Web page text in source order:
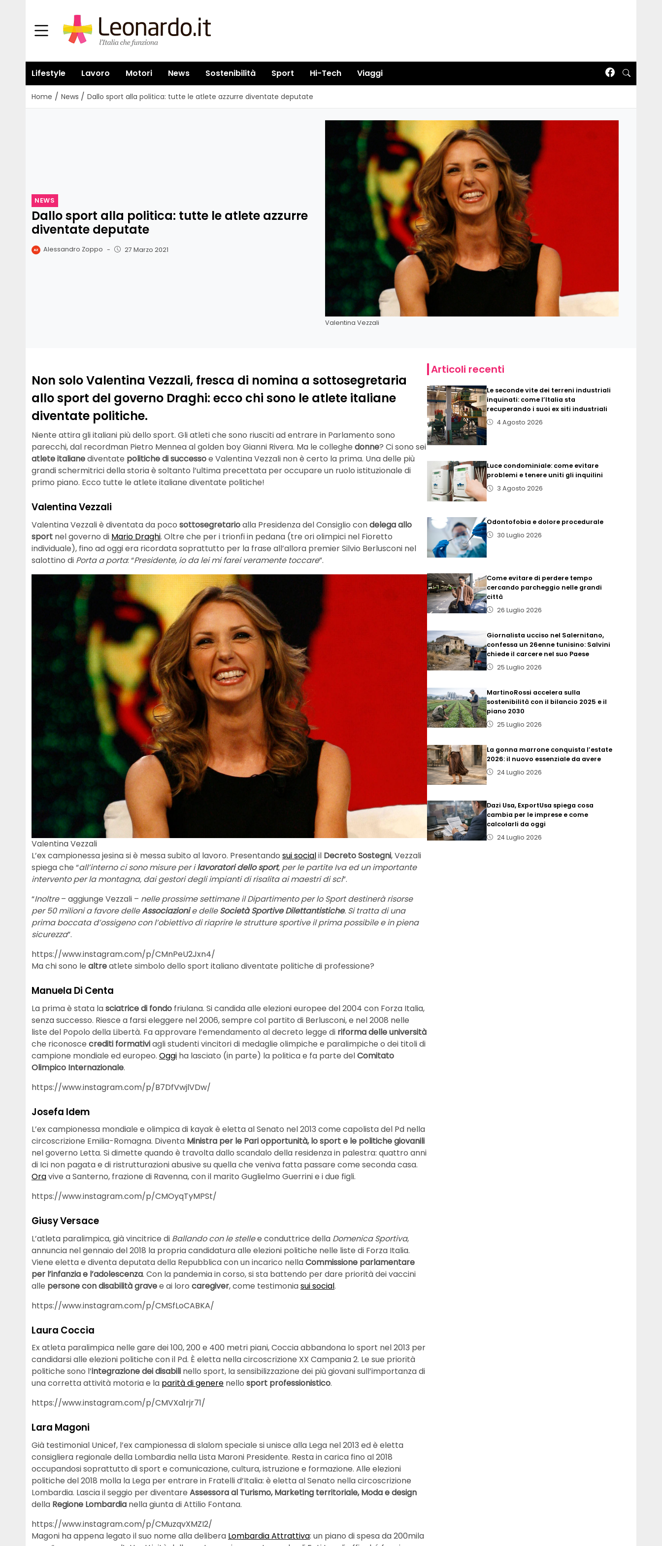
Lifestyle Lavoro Motori News Sostenibilità Sport Hi-Tech Viaggi
Home / News / Dallo sport alla politica: tutte le atlete azzurre diventate deputate
NEWS
Dallo sport alla politica: tutte le atlete azzurre
diventate deputate
Alessandro Zoppo - 27 Marzo 2021
Valentina Vezzali
Non solo Valentina Vezzali, fresca di nomina a sottosegretaria
allo sport del governo Draghi: ecco chi sono le atlete italiane
diventate politiche.
Niente attira gli italiani più dello sport. Gli atleti che sono riusciti ad entrare in Parlamento sono
parecchi, dal recordman Pietro Mennea al golden boy Gianni Rivera. Ma le colleghe donne? Ci sono sei
atlete italianediventate politiche di successoe Valentina Vezzali non è certo la prima. Una delle più
grandi schermitrici della storia è soltanto l’ultima precettata per occupare un ruolo istituzionale di
primo piano. Ecco tutte le atlete italiane diventate politiche!
Valentina Vezzali
Valentina Vezzali è diventata da poco sottosegretarioalla Presidenza del Consiglio condelega allo
sport nel governo di Mario Draghi. Oltre che per i trionfi in pedana (tre ori olimpici nel Fioretto
individuale), fino ad oggi era ricordata soprattutto per la frase all’allora premier Silvio Berlusconi nel
salottino di Porta a porta: “Presidente, io da lei mi farei veramente toccare”.
Valentina Vezzali
L’ex campionessa jesina si è messa subito al lavoro. Presentando sui socialil Decreto Sostegni, Vezzali
spiega che “all’interno ci sono misure per ilavoratori dello sport, per le partite Iva ed un importante
intervento per la montagna, dai gestori degli impianti di risalita ai maestri di sci”.
“Inoltre– aggiunge Vezzali – nelle prossime settimane il Dipartimento per lo Sport destinerà risorse
per 50 milioni a favore delleAssociazionie delleSocietà Sportive Dilettantistiche. Si tratta di una
prima boccata d’ossigeno con l’obiettivo di riaprire le strutture sportive il prima possibile e in piena
sicurezza”.
https://www.instagram.com/p/CMnPeU2Jxn4/
Ma chi sono le altreatlete simbolo dello sport italiano diventate politiche di professione?
Manuela Di Centa
La prima è stata lasciatrice di fondo friulana. Si candida alle elezioni europee del 2004 con Forza Italia,
senza successo. Riesce a farsi eleggere nel 2006, sempre col partito di Berlusconi, e nel 2008 nelle
liste del Popolo della Libertà. Fa approvare l’emendamento al decreto legge di riforma delle università
che riconosce crediti formativiagli studenti vincitori di medaglie olimpiche e paralimpiche o dei titoli di
campione mondiale ed europeo. Oggi ha lasciato (in parte) la politica e fa parte delComitato
Olimpico Internazionale.
https://www.instagram.com/p/B7DfVwjlVDw/
Josefa Idem
L’ex campionessa mondiale e olimpica di kayak è eletta al Senato nel 2013 come capolista del Pd nella
circoscrizione Emilia-Romagna. Diventa Ministra per le Pari opportunità, lo sport e le politiche giovanili
nel governo Letta. Si dimette quando è travolta dallo scandalo della residenza in palestra: quattro anni
di Ici non pagata e di ristrutturazioni abusive su quella che veniva fatta passare come seconda casa.
Oravive a Santerno, frazione di Ravenna, con il marito Guglielmo Guerrini e i due figli.
https://www.instagram.com/p/CMOyqTyMPSt/
Giusy Versace
L’atleta paralimpica, già vincitrice di Ballando con le stellee conduttrice della Domenica Sportiva,
annuncia nel gennaio del 2018 la propria candidatura alle elezioni politiche nelle liste di Forza Italia.
Viene eletta e diventa deputata della Repubblica con un incarico nellaCommissione parlamentare
per l’infanzia e l’adolescenza. Con la pandemia in corso, si sta battendo per dare priorità dei vaccini
alle persone con disabilità gravee ai loro caregiver, come testimoniasui social.
https://www.instagram.com/p/CMSfLoCABKA/
Laura Coccia
Ex atleta paralimpica nelle gare dei 100, 200 e 400 metri piani, Coccia abbandona lo sport nel 2013 per
candidarsi alle elezioni politiche con il Pd. È eletta nella circoscrizione XX Campania 2. Le sue priorità
politiche sono l’integrazione dei disabili nello sport, la sensibilizzazione dei più giovani sull’importanza di
una corretta attività motoria e la parità di genere nello sport professionistico.
https://www.instagram.com/p/CMVXa1rjr71/
Lara Magoni
Già testimonial Unicef, l’ex campionessa di slalom speciale si unisce alla Lega nel 2013 ed è eletta
consigliera regionale della Lombardia nella Lista Maroni Presidente. Resta in carica fino al 2018
occupandosi soprattutto di sport e comunicazione, cultura, istruzione e formazione. Alle elezioni
politiche del 2018 molla la Lega per entrare in Fratelli d’Italia: è eletta al Senato nella circoscrizione
Lombardia. Lascia il seggio per diventare Assessora al Turismo, Marketing territoriale, Moda e design
della Regione Lombardia nella giunta di Attilio Fontana.
https://www.instagram.com/p/CMuzqvXMZI2/
Magoni ha appena legato il suo nome alla delibera Lombardia Attrattiva: un piano di spesa da 200mila
Articoli recenti
Le seconde vite dei terreni industriali
inquinati: come l’Italia sta
recuperando i suoi ex siti industriali
4 Agosto 2026
Luce condominiale: come evitare
problemi e tenere uniti gli inquilini
3 Agosto 2026
Odontofobia e dolore procedurale
30 Luglio 2026
Come evitare di perdere tempo
cercando parcheggio nelle grandi
città
26 Luglio 2026
Giornalista ucciso nel Salernitano,
confessa un 26enne tunisino: Salvini
chiede il carcere nel suo Paese
25 Luglio 2026
MartinoRossi accelera sulla
sostenibilità con il bilancio 2025 e il
piano 2030
25 Luglio 2026
La gonna marrone conquista l’estate
2026: il nuovo essenziale da avere
24 Luglio 2026
Dazi Usa, ExportUsa spiega cosa
cambia per le imprese e come
calcolarli da oggi
24 Luglio 2026